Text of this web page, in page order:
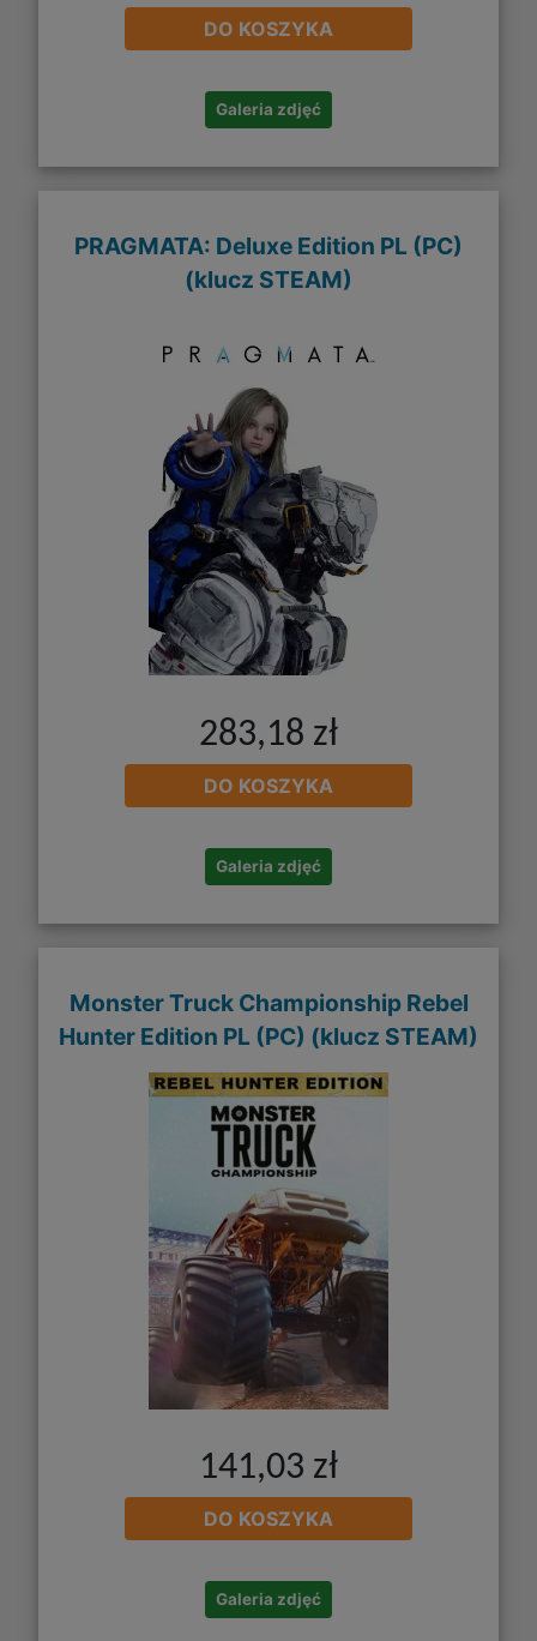
DO KOSZYKA
Galeria zdjęć
PRAGMATA: Deluxe Edition PL (PC)
(klucz STEAM)
283,18 zł
DO KOSZYKA
Galeria zdjęć
Monster Truck Championship Rebel
Hunter Edition PL (PC) (klucz STEAM)
141,03 zł
DO KOSZYKA
Galeria zdjęć